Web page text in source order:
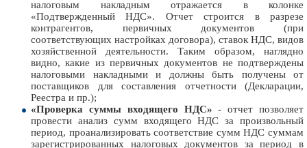
налоговым накладным отражается в колонке
«Подтвержденный НДС». Отчет строится в разрезе
контрагентов, первичных документов (при
соответствующих настройках договора), ставок НДС, видов
хозяйственной деятельности. Таким образом, наглядно
видно, какие из первичных документов не подтверждены
налоговыми накладными и должны быть получены от
поставщиков для составления отчетности (Декларации,
Реестра и пр.);
«Проверка суммы входящего НДС» - отчет позволяет
провести анализ сумм входящего НДС за произвольный
период, проанализировать соответствие сумм НДС суммам
зарегистрированных налоговых документов за период в